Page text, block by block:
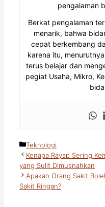
pengalaman
Berkat pengalaman
menarik, bahwa
cepat berkembang
karena itu,
terus belajar dan
pegiat Usaha, Mikro,
Kategori
Teknologi
Kenapa Rayap Sering
yang Sulit Dimusnahkan
Apakah Orang Sakit
Sakit Ringan?